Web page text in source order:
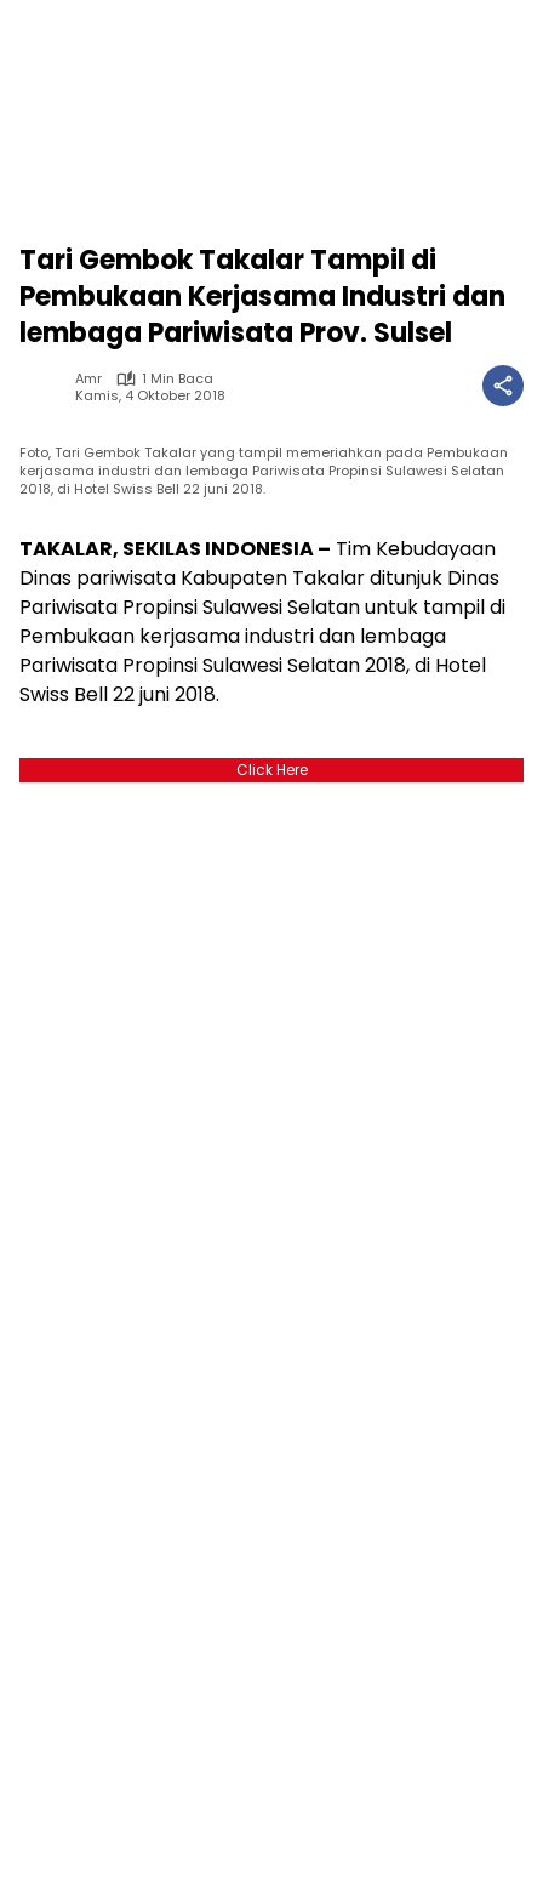
Tari Gembok Takalar Tampil di
Pembukaan Kerjasama Industri dan
lembaga Pariwisata Prov. Sulsel
Amr
1 Min Baca
Kamis, 4 Oktober 2018
Foto, Tari Gembok Takalar yang tampil memeriahkan pada Pembukaan
kerjasama industri dan lembaga Pariwisata Propinsi Sulawesi Selatan
2018, di Hotel Swiss Bell 22 juni 2018.
TAKALAR, SEKILAS INDONESIA – Tim Kebudayaan
Dinas pariwisata Kabupaten Takalar ditunjuk Dinas
Pariwisata Propinsi Sulawesi Selatan untuk tampil di
Pembukaan kerjasama industri dan lembaga
Pariwisata Propinsi Sulawesi Selatan 2018, di Hotel
Swiss Bell 22 juni 2018.
Click Here